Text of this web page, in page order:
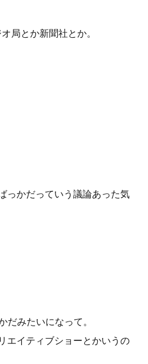
局とか新聞社とか。
っかだっていう議論あった気
だみたいになって。
エイティブショーとかいうの